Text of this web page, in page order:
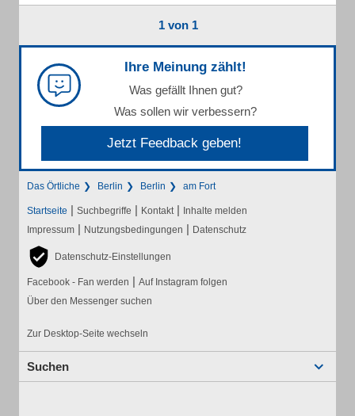
1 von 1
Ihre Meinung zählt!
Was gefällt Ihnen gut?
Was sollen wir verbessern?
Jetzt Feedback geben!
Das Örtliche Berlin Berlin am Fort
Startseite | Suchbegriffe | Kontakt | Inhalte melden
Impressum | Nutzungsbedingungen | Datenschutz
Datenschutz-Einstellungen
Facebook - Fan werden | Auf Instagram folgen
Über den Messenger suchen
Zur Desktop-Seite wechseln
Suchen